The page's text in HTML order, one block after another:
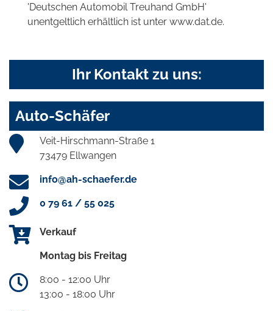
'Deutschen Automobil Treuhand GmbH'
unentgeltlich erhältlich ist unter www.dat.de.
Ihr Kontakt zu uns:
Auto-Schäfer
Veit-Hirschmann-Straße 1
73479 Ellwangen
info@ah-schaefer.de
0 79 61 / 55 025
Verkauf
Montag bis Freitag
8:00 - 12:00 Uhr
13:00 - 18:00 Uhr